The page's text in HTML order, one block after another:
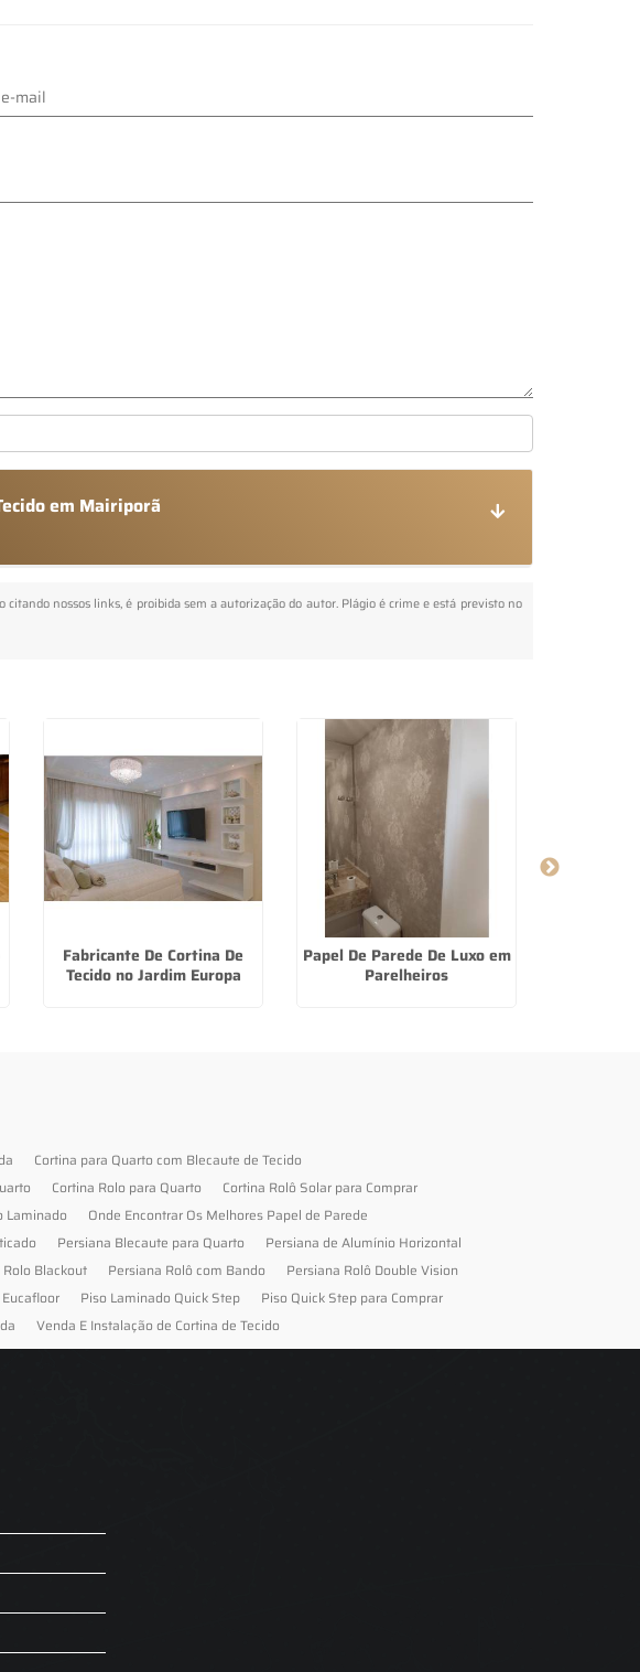
em Mairiporã
nossos links, é proibida sem a autorização do autor. Plágio é crime e está previsto no
Fabricante De Cortina De
Tecido no Jardim Europa
Papel De Parede De Luxo em
Parelheiros
Cortina para Quarto com Blecaute de Tecido
Cortina Rolo para Quarto
Cortina Rolô Solar para Comprar
Laminado
Onde Encontrar Os Melhores Papel de Parede
Persiana Blecaute para Quarto
Persiana de Alumínio Horizontal
Blackout Persiana Rolô com Bando
Persiana Rolô Double Vision
Piso Laminado Quick Step
Piso Quick Step para Comprar
Venda E Instalação de Cortina de Tecido